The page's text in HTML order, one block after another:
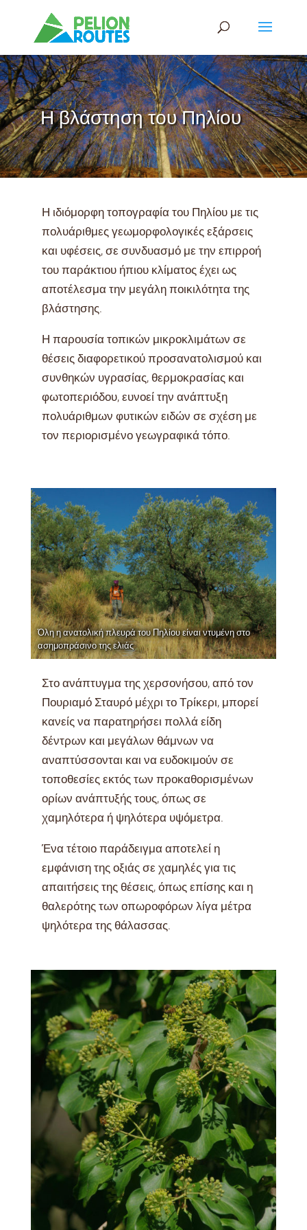
Η βλάστηση του Πηλίου
Η ιδιόμορφη τοπογραφία του Πηλίου με τις
πολυάριθμες γεωμορφολογικές εξάρσεις
και υφέσεις, σε συνδυασμό με την επιρροή
του παράκτιου ήπιου κλίματος έχει ως
αποτέλεσμα την μεγάλη ποικιλότητα της
βλάστησης.
Η παρουσία τοπικών μικροκλιμάτων σε
θέσεις διαφορετικού προσανατολισμού και
συνθηκών υγρασίας, θερμοκρασίας και
φωτοπεριόδου, ευνοεί την ανάπτυξη
πολυάριθμων φυτικών ειδών σε σχέση με
τον περιορισμένο γεωγραφικά τόπο.
Όλη η ανατολική πλευρά του Πηλίου είναι ντυμένη στο
ασημοπράσινο της ελιάς
Στο ανάπτυγμα της χερσονήσου, από τον
Πουριαμό Σταυρό μέχρι το Τρίκερι, μπορεί
κανείς να παρατηρήσει πολλά είδη
δέντρων και μεγάλων θάμνων να
αναπτύσσονται και να ευδοκιμούν σε
τοποθεσίες εκτός των προκαθορισμένων
ορίων ανάπτυξής τους, όπως σε
χαμηλότερα ή ψηλότερα υψόμετρα.
Ένα τέτοιο παράδειγμα αποτελεί η
εμφάνιση της οξιάς σε χαμηλές για τις
απαιτήσεις της θέσεις, όπως επίσης και η
θαλερότης των οπωροφόρων λίγα μέτρα
ψηλότερα της θάλασσας.